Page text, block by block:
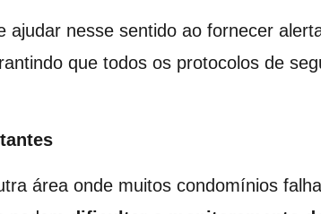
ajudar nesse sentido ao fornecer
que todos os protocolos de
área onde muitos condomínios